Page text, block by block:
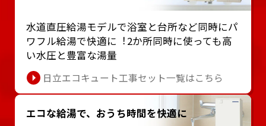
⽔道直圧給湯モデルで浴室と台所など同時にパ
ワフル給湯で快適に︕2か所同時に使っても⾼
い⽔圧と豊富な湯量
日立エコキュート工事セット一覧はこちら
エコな給湯で、おうち時間を快適に